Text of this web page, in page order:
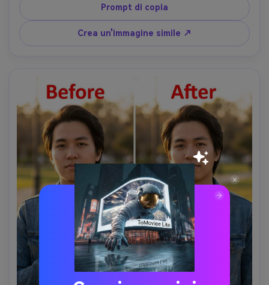
riflessi in modo che la superficie sembri intatta-AR 4:5
Prompt di copia
Crea un'immagine simile ↗